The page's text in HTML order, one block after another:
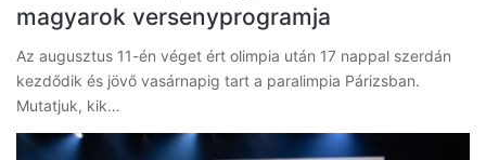
magyarok versenyprogramja
Az augusztus 11-én véget ért olimpia után 17 nappal szerdán
kezdődik és jövő vasárnapig tart a paralimpia Párizsban.
Mutatjuk, kik…